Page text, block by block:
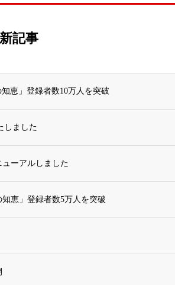
記事
恵」登録者数10万人を突破
しました
ーアルしました
恵」登録者数5万人を突破